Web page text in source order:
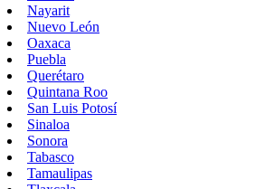
Nayarit
Nuevo León
Oaxaca
Puebla
Querétaro
Quintana Roo
San Luis Potosí
Sinaloa
Sonora
Tabasco
Tamaulipas